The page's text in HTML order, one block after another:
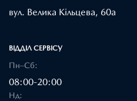
вул. Велика Кільцева, 60а
ВІДДІЛ CЕРВІСУ
Пн–Сб:
08:00-20:00
Нд: